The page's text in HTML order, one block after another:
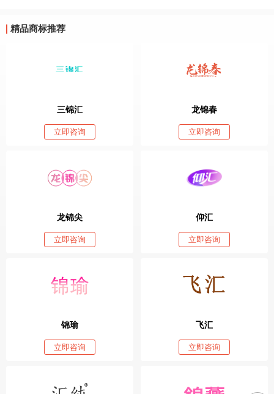
精品商标推荐
三锦汇
立即咨询
龙锦春
立即咨询
龙锦尖
立即咨询
仰汇
立即咨询
锦瑜
立即咨询
飞汇
立即咨询